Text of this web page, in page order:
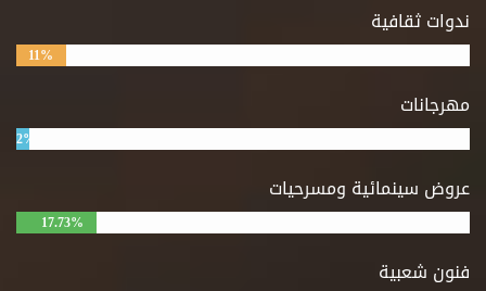
ندوات ثقافية
11%
مهرجانات
2%
عروض سينمائية ومسرحيات
17.73%
فنون شعبية